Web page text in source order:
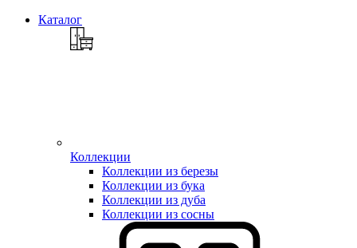
Каталог
Коллекции
Коллекции из березы
Коллекции из бука
Коллекции из дуба
Коллекции из сосны